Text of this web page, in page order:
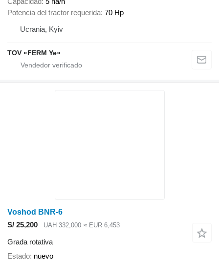
Potencia del tractor requerida 70 Hp
Ucrania, Kyiv
TOV «FERM Ye»
Voshod BNR-6
S/ 25,200
UAH 332,000 ≈ EUR 6,453
Grada rotativa
Estado nuevo